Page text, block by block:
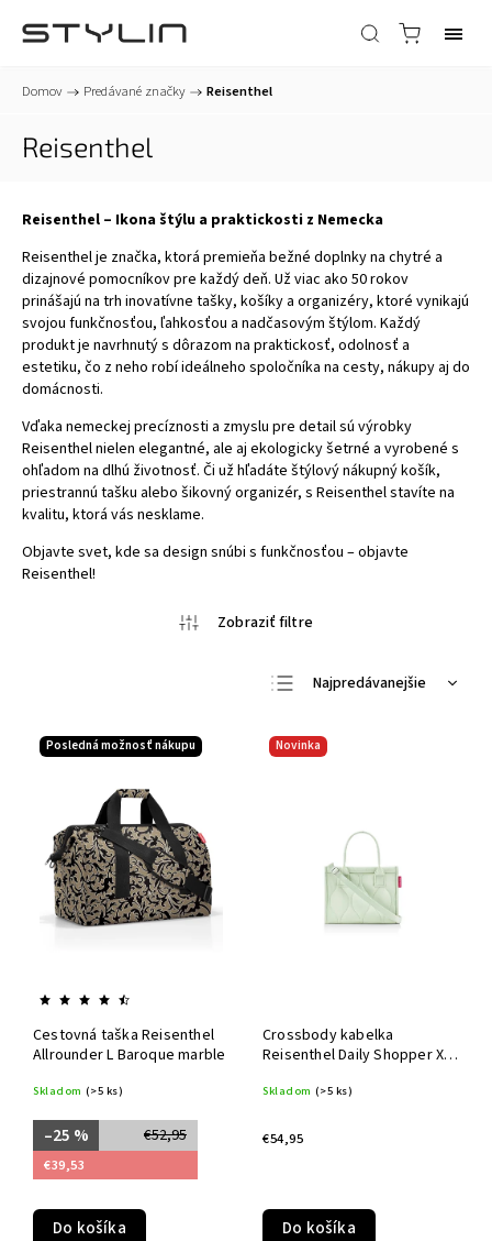
Domov / Predávané značky / Reisenthel
Reisenthel
Reisenthel – Ikona štýlu a praktickosti z Nemecka
Reisenthel je značka, ktorá premieňa bežné doplnky na chytré a
dizajnové pomocníkov pre každý deň. Už viac ako 50 rokov
prinášajú na trh inovatívne tašky, košíky a organizéry, ktoré vynikajú
svojou funkčnosťou, ľahkosťou a nadčasovým štýlom. Každý
produkt je navrhnutý s dôrazom na praktickosť, odolnosť a
estetiku, čo z neho robí ideálneho spoločníka na cesty, nákupy aj do
domácnosti.
Vďaka nemeckej precíznosti a zmyslu pre detail sú výrobky
Reisenthel nielen elegantné, ale aj ekologicky šetrné a vyrobené s
ohľadom na dlhú životnosť. Či už hľadáte štýlový nákupný košík,
priestrannú tašku alebo šikovný organizér, s Reisenthel stavíte na
kvalitu, ktorá vás nesklame.
Objavte svet, kde sa design snúbi s funkčnosťou – objavte
Reisenthel!
Najpredávanejšie
Najdrahšie
Posledná možnosť nákupu
Cestovná taška Reisenthel
Allrounder L Baroque marble
Skladom (>5 ks)
€52,95
–25 %
€39,53
Do košíka
Novinka
Crossbody kabelka
Reisenthel Daily Shopper XS
Skladom (>5 ks)
€54,95
Do košíka